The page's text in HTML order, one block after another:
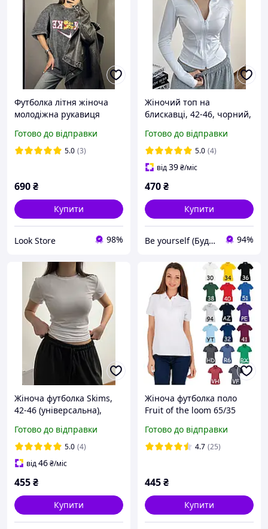
Футболка літня жіноча
молодіжна рукавиця
жіноча модна
Готово до відправки
5.0 (3)
690₴
Купити
Look Store 98%
Жіночий топ на
блискавці, 42-46, чорний,
мікродайвінг.
Готово до відправки
5.0 (4)
від39₴/міс
470₴
Купити
Be yourself (Будь собою) 94%
Жіноча футболка Skims,
42-46 (універсальна),
віскоза Туреччина.
Готово до відправки
5.0 (4)
від46₴/міс
455₴
Купити
Жіноча футболка поло
Fruit of the loom 65/35
Готово до відправки
4.7 (25)
445₴
Купити